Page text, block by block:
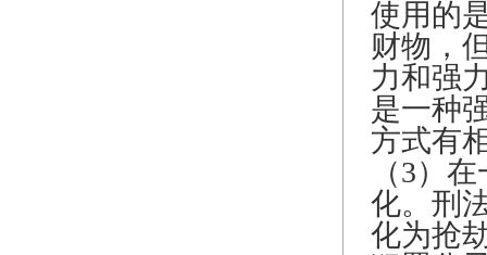
使用的
财物，
力和强
是一种
方式有
（3）
化。刑
化为抢